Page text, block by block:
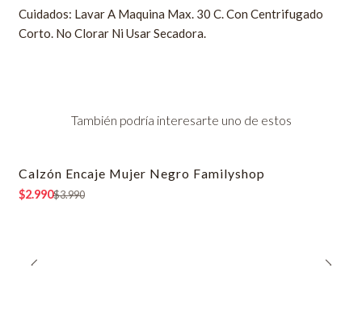
Cuidados: Lavar A Maquina Max. 30 C. Con Centrifugado
Corto. No Clorar Ni Usar Secadora.
También podría interesarte uno de estos
-25% OFF
Calzón Encaje Mujer Negro Familyshop
$2.990$3.990